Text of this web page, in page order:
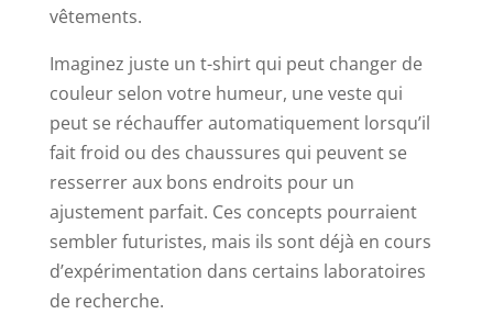
vêtements.
Imaginez juste un t-shirt qui peut changer de
couleur selon votre humeur, une veste qui
peut se réchauffer automatiquement lorsqu’il
fait froid ou des chaussures qui peuvent se
resserrer aux bons endroits pour un
ajustement parfait. Ces concepts pourraient
sembler futuristes, mais ils sont déjà en cours
d’expérimentation dans certains laboratoires
de recherche.